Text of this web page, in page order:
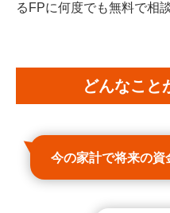
るFPに何度でも無料で相
どんなこと
今の家計で将来の資